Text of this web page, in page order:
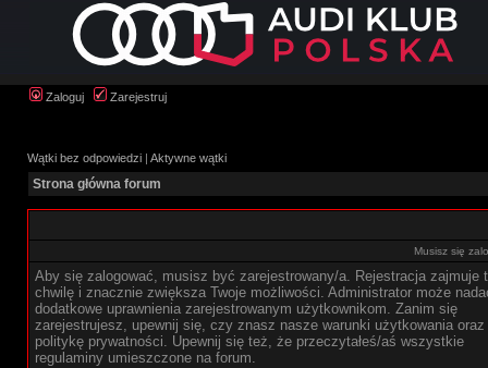
Zaloguj Zarejestruj
Wątki bez odpowiedzi | Aktywne wątki
Strona główna forum
Musisz się
Aby się zalogować, musisz być zarejestrowany/a. Rejestracja zajmuje
chwilę i znacznie zwiększa Twoje możliwości. Administrator może
dodatkowe uprawnienia zarejestrowanym użytkownikom. Zanim się
zarejestrujesz, upewnij się, czy znasz nasze warunki użytkowania oraz
politykę prywatności. Upewnij się też, że przeczytałeś/aś wszystkie
regulaminy umieszczone na forum.